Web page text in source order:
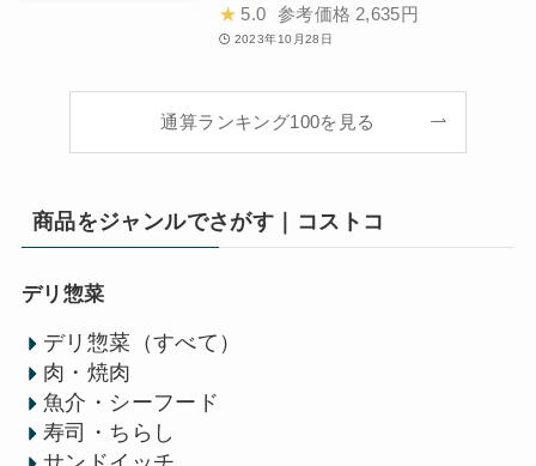
★ 5.0 参考価格 2,635円
2023年10月28日
通算ランキング100を見る
商品をジャンルでさがす｜コストコ
デリ惣菜
デリ惣菜（すべて）
肉・焼肉
魚介・シーフード
寿司・ちらし